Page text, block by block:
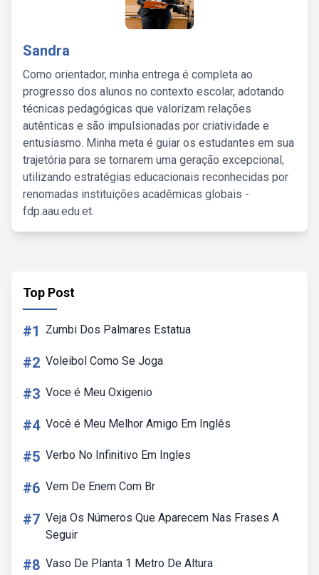
Sandra
Como orientador, minha entrega é completa ao
progresso dos alunos no contexto escolar, adotando
técnicas pedagógicas que valorizam relações
autênticas e são impulsionadas por criatividade e
entusiasmo. Minha meta é guiar os estudantes em sua
trajetória para se tornarem uma geração excepcional,
utilizando estratégias educacionais reconhecidas por
renomadas instituições acadêmicas globais -
fdp.aau.edu.et.
Top Post
#1 Zumbi Dos Palmares Estatua
#2 Voleibol Como Se Joga
#3 Voce é Meu Oxigenio
#4 Você é Meu Melhor Amigo Em Inglês
#5 Verbo No Infinitivo Em Ingles
#6 Vem De Enem Com Br
#7 Veja Os Números Que Aparecem Nas Frases A
Seguir
#8 Vaso De Planta 1 Metro De Altura